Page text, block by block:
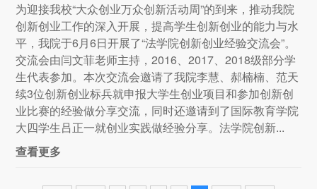
为迎接我校“大众创业万众创新活动周”的到来，推动我院
创新创业工作的深入开展，提高学生创新创业的能力与水
平，我院于6月6日开展了“法学院创新创业经验交流会”。
交流会由闫文菲老师主持，2016、2017、2018级部分学
生代表参加。本次交流会邀请了我院李慧、郝楠楠、范天
续3位创新创业标兵就申报大学生创业项目和参加创新创
业比赛的经验做分享交流，同时还邀请到了国际教育学院
大四学生吕正一就创业实践做经验分享。法学院创新...
查看更多